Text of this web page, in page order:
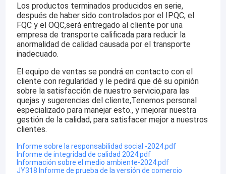
Los productos terminados producidos en serie,
después de haber sido controlados por el IPQC, el
FQC y el OQC,será entregado al cliente por una
empresa de transporte calificada para reducir la
anormalidad de calidad causada por el transporte
inadecuado.
El equipo de ventas se pondrá en contacto con el
cliente con regularidad y le pedirá que dé su opinión
sobre la satisfacción de nuestro servicio,para las
quejas y sugerencias del cliente,Tenemos personal
especializado para manejar esto., y mejorar nuestra
gestión de la calidad, para satisfacer mejor a nuestros
clientes.
Informe sobre la responsabilidad social -2024.pdf
Informe de integridad de calidad 2024.pdf
Información sobre el medio ambiente-2024.pdf
JY318 Informe de prueba de la versión de comercio